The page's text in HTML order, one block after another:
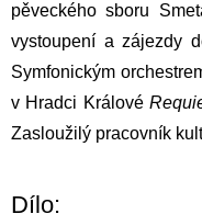
pěveckého sboru
vystoupení a zájezdy
Symfonickým
v Hradci Králové
Zasloužilý pracovník
Dílo: